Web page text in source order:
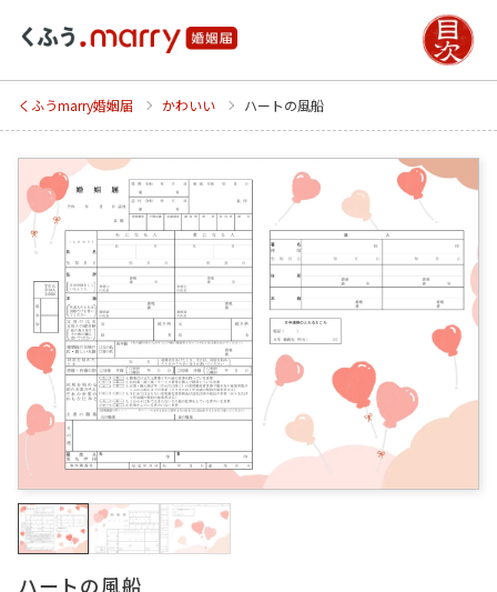
くふうmarry婚姻届 かわいい ハートの風船
ハートの風船